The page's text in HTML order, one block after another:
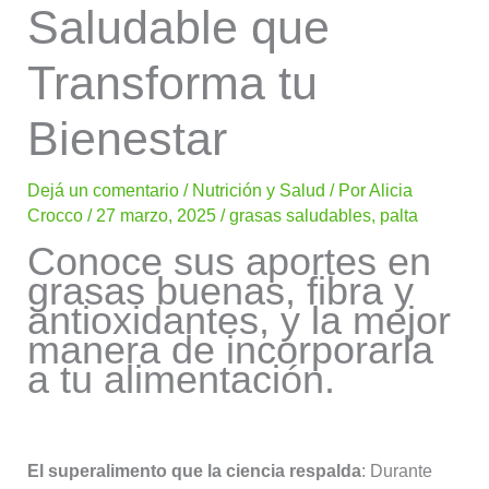
Saludable que
Transforma tu
Bienestar
Dejá un comentario / Nutrición y Salud / PorAlicia
Crocco/ 27 marzo, 2025/grasas saludables, palta
Conoce sus aportes en
grasas buenas, fibra y
antioxidantes, y la mejor
manera de incorporarla
a tu alimentación.
El superalimento que la ciencia respalda: Durante